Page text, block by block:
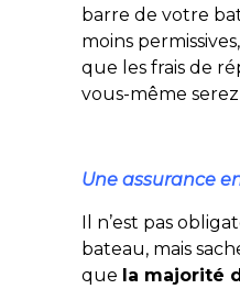
barre de votre
moins
que les frais de
vous-même serez
Une assurance
Il n’est pas
bateau, mais
que la majorité